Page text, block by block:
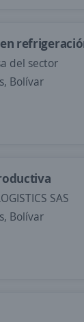
del sector
Bolívar
SAS
Bolívar